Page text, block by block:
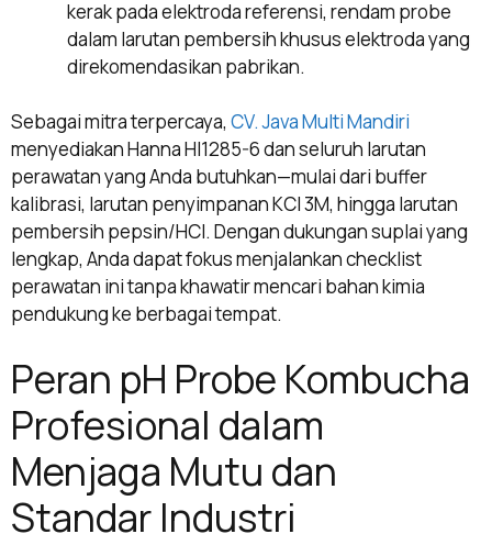
kerak pada elektroda referensi, rendam probe
dalam larutan pembersih khusus elektroda yang
direkomendasikan pabrikan.
Sebagai mitra terpercaya, CV. Java Multi Mandiri
menyediakan Hanna HI1285-6 dan seluruh larutan
perawatan yang Anda butuhkan—mulai dari buffer
kalibrasi, larutan penyimpanan KCl 3M, hingga larutan
pembersih pepsin/HCl. Dengan dukungan suplai yang
lengkap, Anda dapat fokus menjalankan checklist
perawatan ini tanpa khawatir mencari bahan kimia
pendukung ke berbagai tempat.
Peran pH Probe Kombucha
Profesional dalam
Menjaga Mutu dan
Standar Industri